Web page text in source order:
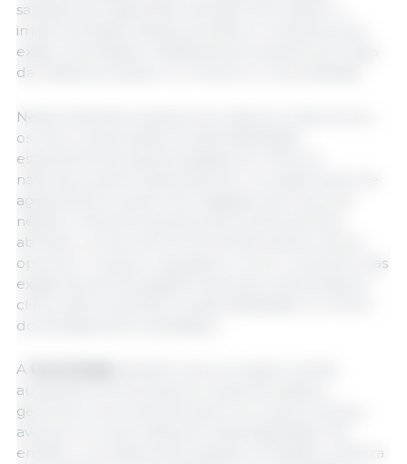
sanitária vêm ganhando atenção. No entanto, a
implementação dessas soluções é complexa, pois
exige uma análise cuidadosa dos impactos ao longo
da cadeia produtiva, no comércio e na sociedade.
Nesse ambiente operacional cada vez mais incerto,
os riscos relacionados à sustentabilidade,
especialmente aqueles ligados ao clima e à
natureza, podem desempenhar um papel tanto de
agravamento quanto de mitigação dos riscos de
negócio. Para as empresas de proteína animal,
abordar os riscos de forma holística deixou de ser
opcional. O avanço regulatório, como o aumento das
exigências de divulgação financeira relacionada ao
clima, está colocando a sustentabilidade no centro
do planejamento estratégico.
A
auxiliando as empresas ao longo da cadeia a
gerenciar riscos operacionais e, ao mesmo tempo,
avançar em suas metas de sustentabilidade. No
entanto, os investimentos seguem limitados, embora